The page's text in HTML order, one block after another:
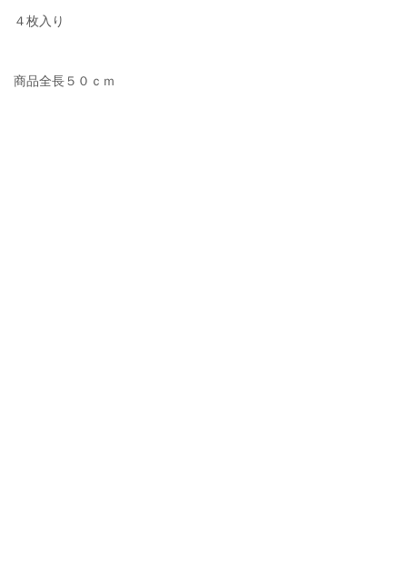
４枚入り
商品全長５０ｃｍ